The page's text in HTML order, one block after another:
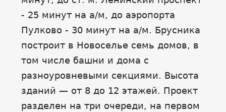
- 25 минут на а/м, до аэропорта
Пулково - 30 минут на а/м. Брусника
построит в Новоселье семь домов, в
том числе башни и дома с
разноуровневыми секциями. Высота
зданий — от 8 до 12 этажей. Проект
разделен на три очереди, на первом